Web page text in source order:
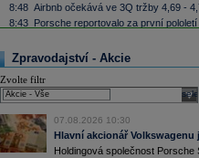
8:48 Airbnb očekává ve 3Q tržby 4,69 -
8:43 Porsche reportovalo za první
Akcie Fujifilm klesají o více než 18
listing této části(Bloomberg)
8:35 Německá pojišťovací společnost
10,6 procenta na rekordních 4,87
8:25 Největší polská petrochemická
čistý zisk na 15,87 miliardy zlotých
8:17 Soud v americkém státě Nové
zaplatit 567 milionů
dolarů
(téměř 12
Zpravodajství - Akcie
Zvolte filtr
07.08.2026 10:30
Hlavní akcionář
Holdingová společnost